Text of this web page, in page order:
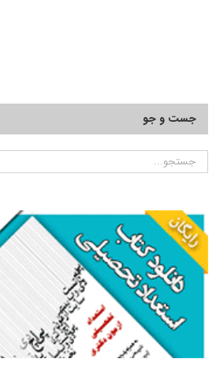
جست و جو
جستجو